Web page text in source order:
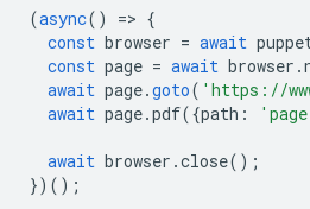
(async() => {
const browser = await
const page = await browser .
await page.goto( 'https://
await page.pdf({path :
await browser .close();
})();